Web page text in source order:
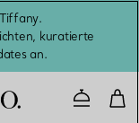
kuratierte
an.